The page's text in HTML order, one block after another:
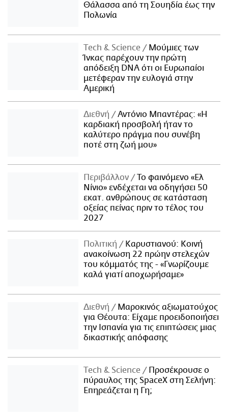
Θάλασσα από τη Σουηδία έως την
Πολωνία
Τech & Science
Μούμιες των
Ίνκας παρέχουν την πρώτη
απόδειξη DNA ότι οι Ευρωπαίοι
μετέφεραν την ευλογιά στην
Αμερική
Διεθνή
Αντόνιο Μπαντέρας: «Η
καρδιακή προσβολή ήταν το
καλύτερο πράγμα που συνέβη
ποτέ στη ζωή μου»
Περιβάλλον
Το φαινόμενο «Ελ
Νίνιο» ενδέχεται να οδηγήσει 50
εκατ. ανθρώπους σε κατάσταση
οξείας πείνας πριν το τέλος του
2027
Πολιτική
Καρυστιανού: Κοινή
ανακοίνωση 22 πρώην στελεχών
του κόμματός της - «Γνωρίζουμε
καλά γιατί αποχωρήσαμε»
Διεθνή
Μαροκινός αξιωματούχος
για Θέουτα: Είχαμε προειδοποιήσει
την Ισπανία για τις επιπτώσεις μιας
δικαστικής απόφασης
Τech & Science
Προσέκρουσε ο
πύραυλος της SpaceX στη Σελήνη:
Επηρεάζεται η Γη;